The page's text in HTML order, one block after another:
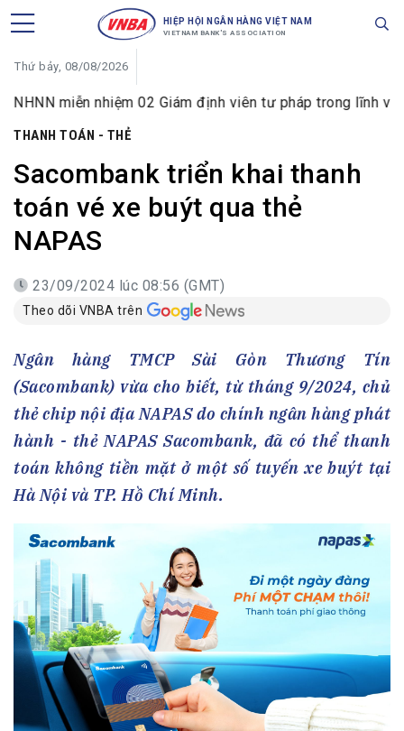
HIỆP HỘI NGÂN HÀNG VIỆT NAM
VIETNAM BANK'S ASSOCIATION
Thứ bảy, 08/08/2026
miễn nhiệm 02 Giám định viên tư pháp trong lĩnh vực tiền
THANH TOÁN - THẺ
Sacombank triển khai thanh
toán vé xe buýt qua thẻ
NAPAS
23/09/2024 lúc 08:56 (GMT)
Theo dõi VNBA trên
Ngân hàng TMCP Sài Gòn Thương Tín
(Sacombank) vừa cho biết, từ tháng 9/2024, chủ
thẻ chip nội địa NAPAS do chính ngân hàng phát
hành - thẻ NAPAS Sacombank, đã có thể thanh
toán không tiền mặt ở một số tuyến xe buýt tại
Hà Nội và TP. Hồ Chí Minh.